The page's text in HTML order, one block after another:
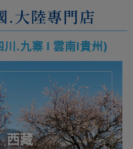
.大陸專門店
川.九寨 l 雲南l貴州)
西藏